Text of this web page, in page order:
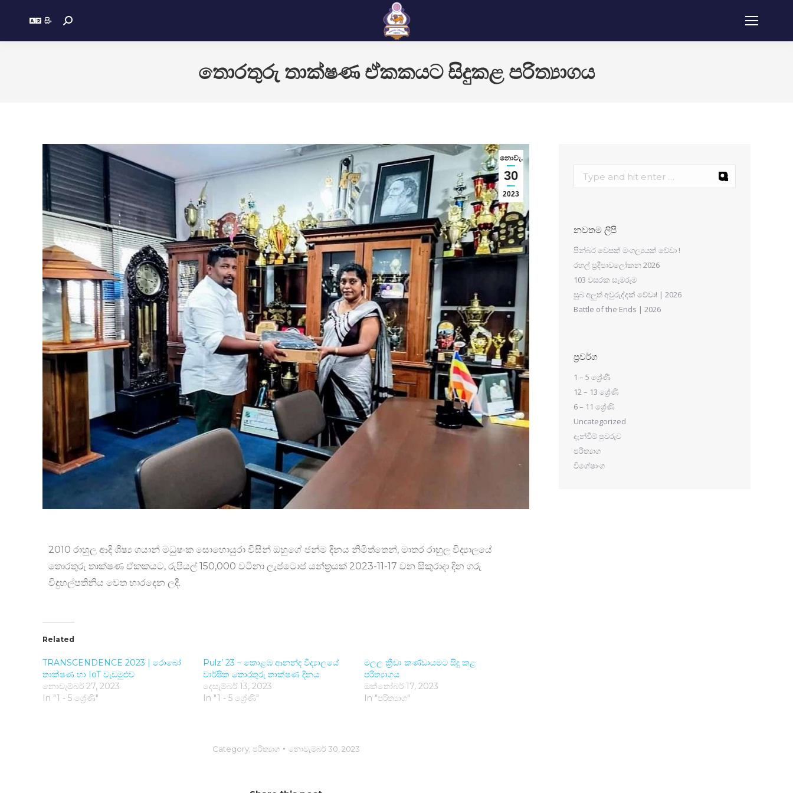
සිං
තොරතුරු තාක්ෂණ ඒකකයට සිදුකළ පරිත්‍යාගය
නොවැ.
30
2023
2010 රාහුල ආදි ශිෂ්‍ය ගයාන් මධුෂංක සොහොයුරා විසින් ඔහුගේ ජන්ම දිනය නිමිත්තෙන්, මාතර රාහුල විද්‍යාලයේ
තොරතුරු තාක්ෂණ ඒකකයට, රුපියල් 150,000 වටිනා ලැප්ටොප් යන්ත්‍රයක් 2023-11-17 වන සිකුරාදා දින ගරු
විදුහල්පතිනිය වෙත භාරදෙන ලදී.
Related
TRANSCENDENCE 2023 | රොබෝ
තාක්ෂණ හා IoT වැඩමුළුව
නොවැම්බර් 27, 2023
In "1 - 5 ශ්‍රේණි"
Pulz’ 23 – කොළඹ ආනන්ද විද්‍යාලයේ
වාර්ෂික තොරතුරු තාක්ෂණ දිනය
දෙසැම්බර් 13, 2023
In "1 - 5 ශ්‍රේණි"
මලල ක්‍රීඩා කණ්ඩායමට සිදු කළ
පරිත්‍යාගය
ඔක්තෝබර් 17, 2023
In "පරිත්‍යාග"
Category: පරිත්‍යාග නොවැම්බර් 30, 2023
නවතම ලිපි
පින්බර වෙසක් මංගල්‍යයක් වේවා !
රහල් ප්‍රදීපාවලෝකන 2026
103 වසරක සැමරුම
සුබ අලුත් අවුරුද්දක් වේවා! | 2026
Battle of the Ends | 2026
ප්‍රවර්ග
1 – 5 ශ්‍රේණි
12 – 13 ශ්‍රේණි
6 – 11 ශ්‍රේණි
Uncategorized
දැන්වීම් පුවරුව
පරිත්‍යාග
විශේෂාංග